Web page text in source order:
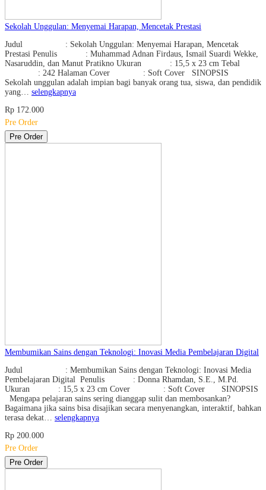
Sekolah Unggulan: Menyemai Harapan, Mencetak Prestasi
Judul : Sekolah Unggulan: Menyemai Harapan, Mencetak
Prestasi Penulis : Muhammad Adnan Firdaus, Ismail Suardi Wekke,
Nasaruddin, dan Manut Pratikno Ukuran : 15,5 x 23 cm Tebal
: 242 Halaman Cover : Soft Cover SINOPSIS
Sekolah unggulan adalah impian bagi banyak orang tua, siswa, dan pendidik
yang… selengkapnya
Rp 172.000
Pre Order
Pre Order
Membumikan Sains dengan Teknologi: Inovasi Media Pembelajaran Digital
Judul : Membumikan Sains dengan Teknologi: Inovasi Media
Pembelajaran Digital Penulis : Donna Rhamdan, S.E., M.Pd.
Ukuran : 15,5 x 23 cm Cover : Soft Cover SINOPSIS
Mengapa pelajaran sains sering dianggap sulit dan membosankan?
Bagaimana jika sains bisa disajikan secara menyenangkan, interaktif, bahkan
terasa dekat… selengkapnya
Rp 200.000
Pre Order
Pre Order